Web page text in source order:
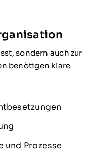
sondern auch zur
benötigen klare
und Prozesse